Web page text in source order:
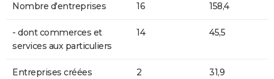
Nombre d'entreprises 16 158,4
- dont commerces et
services aux particuliers
14 45,5
Entreprises créées 2 31,9